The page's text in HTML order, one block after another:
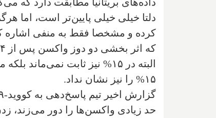
دلتا خیلی خیلی پایین‌تر است، اما
کرده و مشخصا فقط به منفی اشاره
البته در ۱۵% نیز ثابت
۱۵% را نیز نشان نداد.